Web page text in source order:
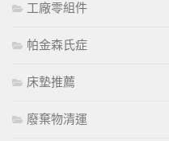
工廠零組件
帕金森氏症
床墊推薦
廢棄物清運